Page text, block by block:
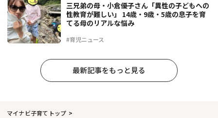
#育児ニュース
三兄弟の母・小倉優子さん「異性の子どもへの
性教育が難しい」 14歳・9歳・5歳の息子を育
てる母のリアルな悩み
最新記事をもっと見る
マイナビ子育てトップ